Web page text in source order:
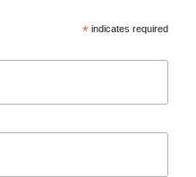
*indicates required